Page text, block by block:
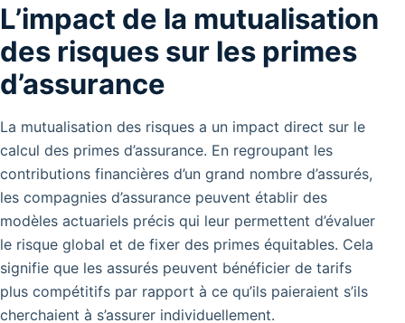
L’impact de la mutualisation
des risques sur les primes
d’assurance
La mutualisation des risques a un impact direct sur le
calcul des primes d’assurance. En regroupant les
contributions financières d’un grand nombre d’assurés,
les compagnies d’assurance peuvent établir des
modèles actuariels précis qui leur permettent d’évaluer
le risque global et de fixer des primes équitables. Cela
signifie que les assurés peuvent bénéficier de tarifs
plus compétitifs par rapport à ce qu’ils paieraient s’ils
cherchaient à s’assurer individuellement.